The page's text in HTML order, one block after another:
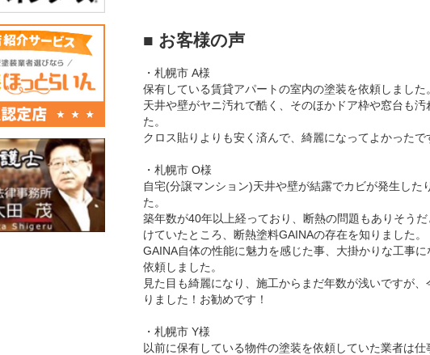
■ お客様の声
・札幌市 A様
保有している賃貸アパートの室内の塗装を依頼しました。
天井や壁がヤニ汚れで酷く、そのほかドア枠や窓台も
た。
クロス貼りよりも安く済んで、綺麗になってよかったで
・札幌市 O様
自宅(分譲マンション)天井や壁が結露でカビが発生し
た。
築年数が40年以上経っており、断熱の問題もありそう
けていたところ、断熱塗料GAINAの存在を知りました。
GAINA自体の性能に魅力を感じた事、大掛かりな工事
依頼しました。
見た目も綺麗になり、施工からまだ年数が浅いですが
りました！お勧めです！
・札幌市 Y様
以前に保有している物件の塗装を依頼していた業者は